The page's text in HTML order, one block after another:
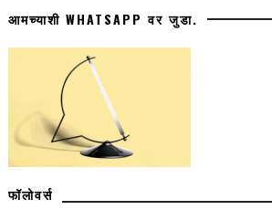
आमच्याशी WHATSAPP वर जुडा.
फॉलोवर्स